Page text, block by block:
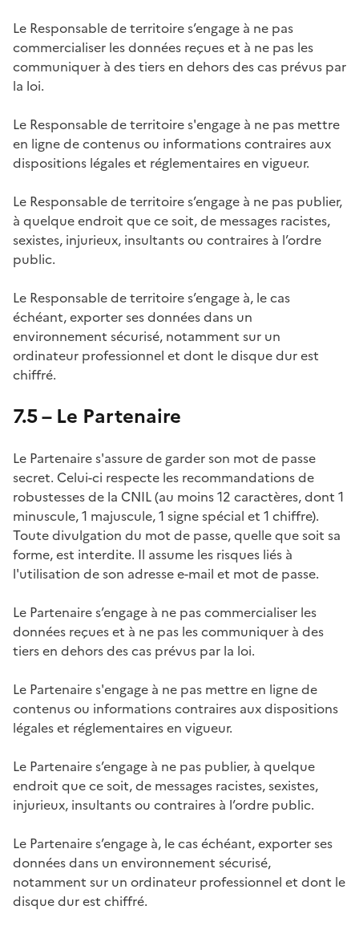
Le Responsable de territoire s’engage à ne pas
commercialiser les données reçues et à ne pas les
communiquer à des tiers en dehors des cas prévus par
la loi.
Le Responsable de territoire s'engage à ne pas mettre
en ligne de contenus ou informations contraires aux
dispositions légales et réglementaires en vigueur.
Le Responsable de territoire s’engage à ne pas publier,
à quelque endroit que ce soit, de messages racistes,
sexistes, injurieux, insultants ou contraires à l’ordre
public.
Le Responsable de territoire s’engage à, le cas
échéant, exporter ses données dans un
environnement sécurisé, notamment sur un
ordinateur professionnel et dont le disque dur est
chiffré.
7.5 – Le Partenaire
Le Partenaire s'assure de garder son mot de passe
secret. Celui-ci respecte les recommandations de
robustesses de la CNIL (au moins 12 caractères, dont 1
minuscule, 1 majuscule, 1 signe spécial et 1 chiffre).
Toute divulgation du mot de passe, quelle que soit sa
forme, est interdite. Il assume les risques liés à
l'utilisation de son adresse e-mail et mot de passe.
Le Partenaire s’engage à ne pas commercialiser les
données reçues et à ne pas les communiquer à des
tiers en dehors des cas prévus par la loi.
Le Partenaire s'engage à ne pas mettre en ligne de
contenus ou informations contraires aux dispositions
légales et réglementaires en vigueur.
Le Partenaire s’engage à ne pas publier, à quelque
endroit que ce soit, de messages racistes, sexistes,
injurieux, insultants ou contraires à l’ordre public.
Le Partenaire s’engage à, le cas échéant, exporter ses
données dans un environnement sécurisé,
notamment sur un ordinateur professionnel et dont le
disque dur est chiffré.